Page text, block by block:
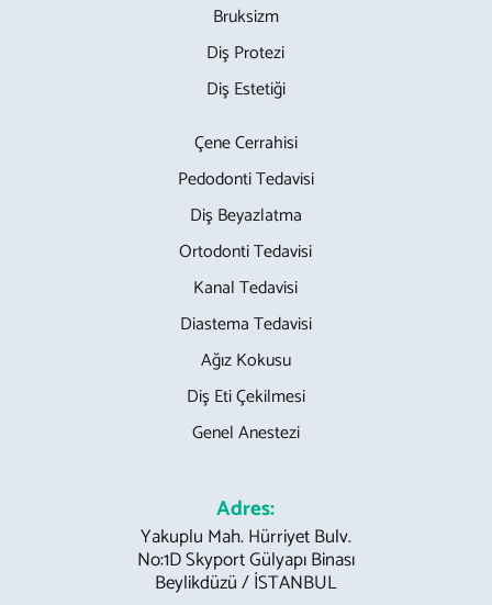
Bruksizm
Diş Protezi
Diş Estetiği
Çene Cerrahisi
Pedodonti Tedavisi
Diş Beyazlatma
Ortodonti Tedavisi
Kanal Tedavisi
Diastema Tedavisi
Ağız Kokusu
Diş Eti Çekilmesi
Genel Anestezi
Adres:
Yakuplu Mah. Hürriyet Bulv.
No:1D Skyport Gülyapı Binası
Beylikdüzü / İSTANBUL